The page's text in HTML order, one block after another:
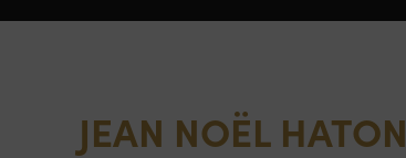
JEAN NOËL